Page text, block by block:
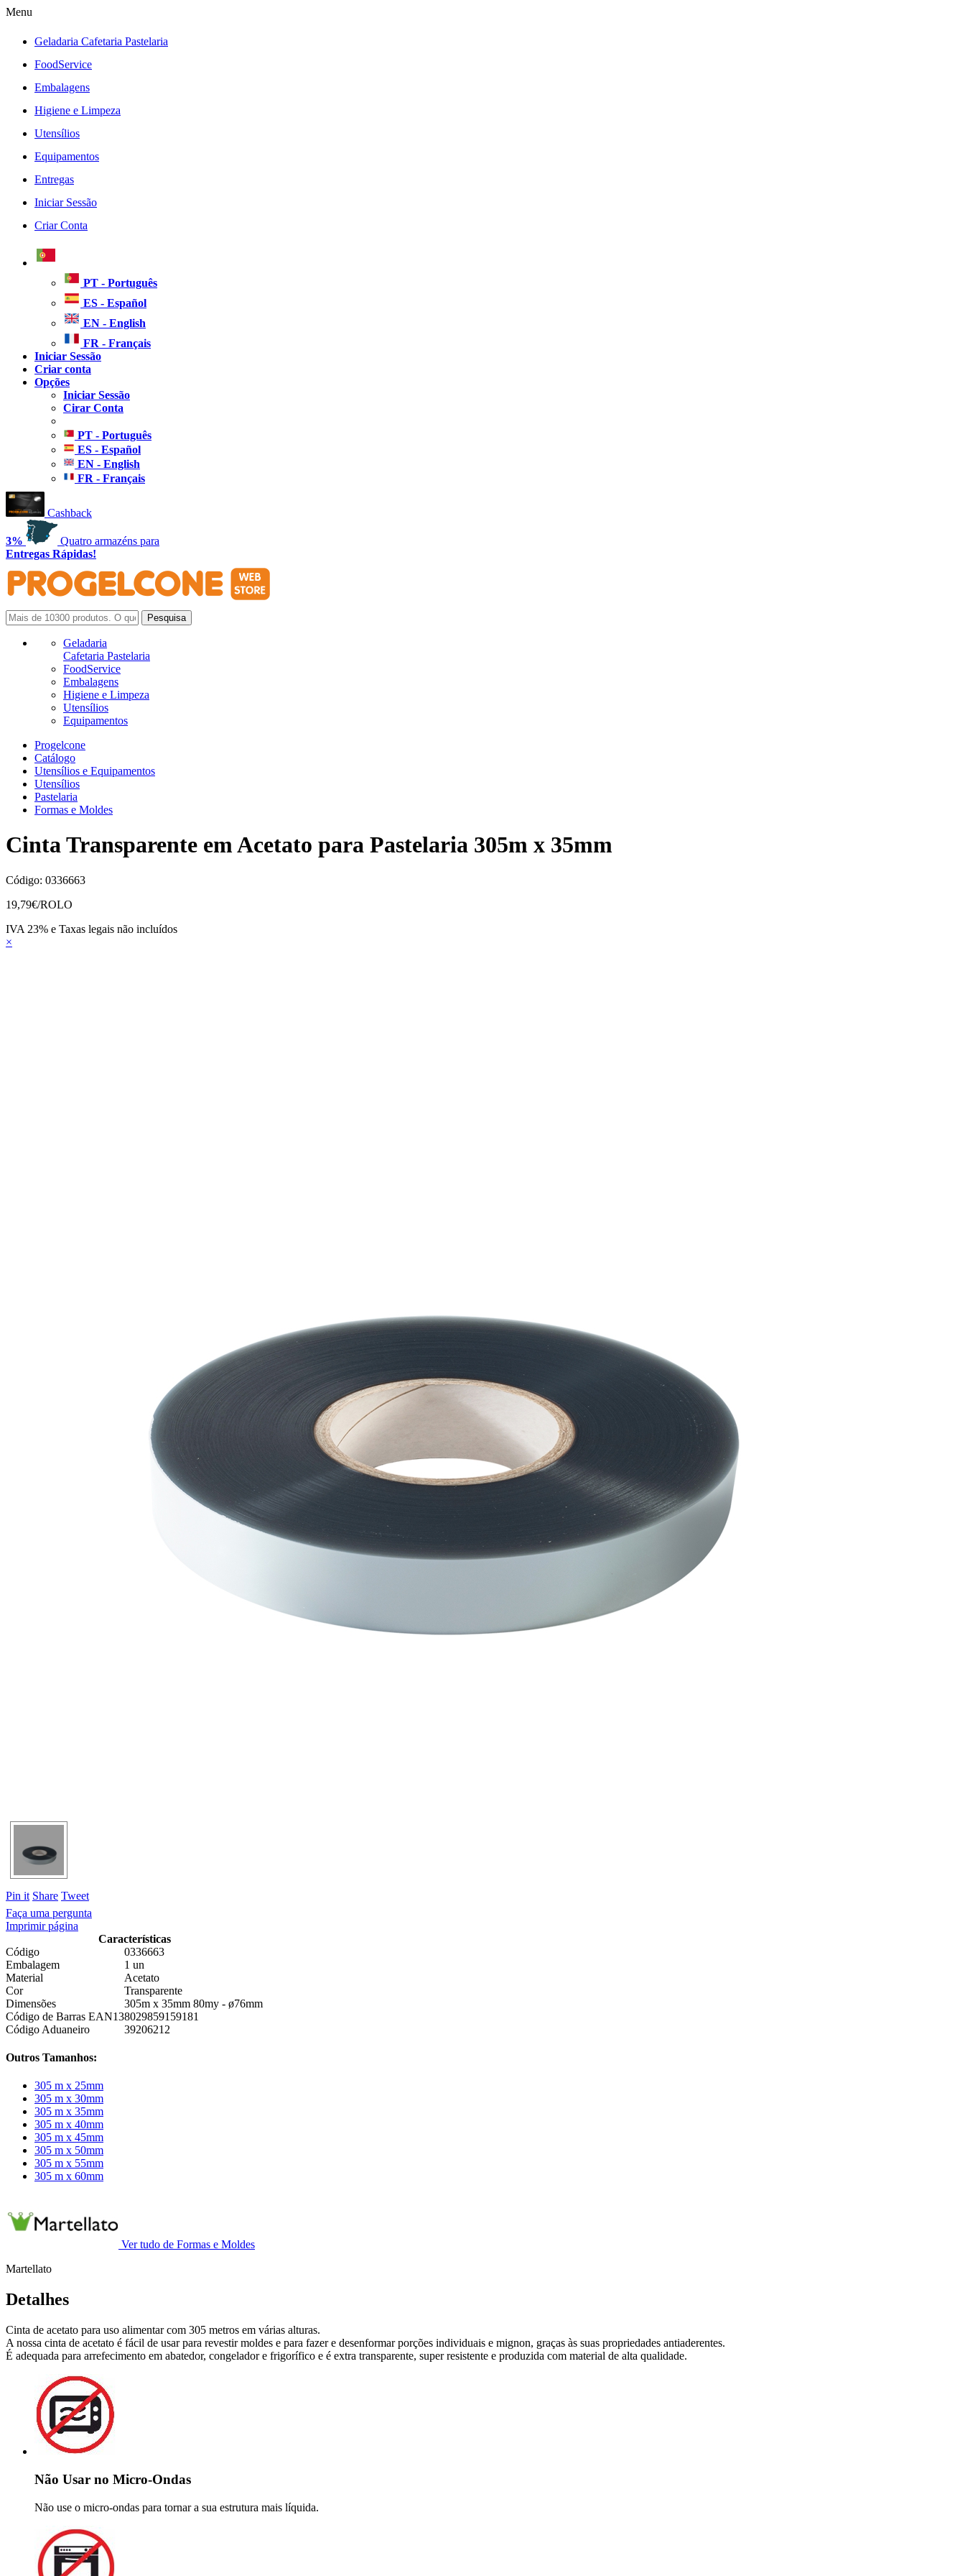
Menu
Geladaria Cafetaria Pastelaria
FoodService
Embalagens
Higiene e Limpeza
Utensílios
Equipamentos
Entregas
Iniciar Sessão
Criar Conta
PT - Português
ES - Español
EN - English
FR - Français
Iniciar Sessão
Criar conta
Opções
Iniciar Sessão
Cirar Conta
PT - Português
ES - Español
EN - English
FR - Français
Cashback
3%
Quatro armazéns para
Entregas Rápidas!
Geladaria
Cafetaria Pastelaria
FoodService
Embalagens
Higiene e Limpeza
Utensílios
Equipamentos
Progelcone
Catálogo
Utensílios e Equipamentos
Utensílios
Pastelaria
Formas e Moldes
Cinta Transparente em Acetato para Pastelaria 305m x 35mm
Código: 0336663
19,79€/ROLO
IVA 23% e Taxas legais não incluídos
×
Pin it Share Tweet
Faça uma pergunta
Imprimir página
Características
Código
0336663
Embalagem
1 un
Material
Acetato
Cor
Transparente
Dimensões
305m x 35mm 80my - ø76mm
Código de Barras EAN138029859159181
Código Aduaneiro
39206212
Outros Tamanhos:
305 m x 25mm
305 m x 30mm
305 m x 35mm
305 m x 40mm
305 m x 45mm
305 m x 50mm
305 m x 55mm
305 m x 60mm
Ver tudo de Formas e Moldes
Martellato
Detalhes
Cinta de acetato para uso alimentar com 305 metros em várias alturas.
A nossa cinta de acetato é fácil de usar para revestir moldes e para fazer e desenformar porções individuais e mignon, graças às suas propriedades antiaderentes.
É adequada para arrefecimento em abatedor, congelador e frigorífico e é extra transparente, super resistente e produzida com material de alta qualidade.
Não Usar no Micro-Ondas
Não use o micro-ondas para tornar a sua estrutura mais líquida.